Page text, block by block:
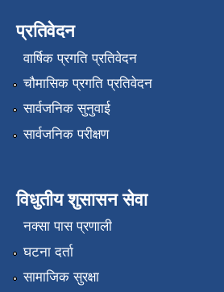
प्रतिवेदन
वार्षिक प्रगति प्रतिवेदन
चौमासिक प्रगति प्रतिवेदन
सार्वजनिक सुनुवाई
सार्वजनिक परीक्षण
विधुतीय शुसासन सेवा
नक्सा पास प्रणाली
घटना दर्ता
सामाजिक सुरक्षा